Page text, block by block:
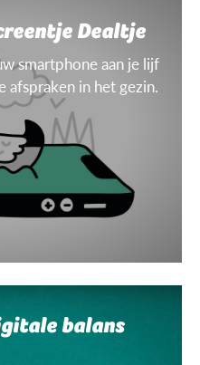
Dealtje
smartphone aan je lijf
afspraken in het gezin.
balans